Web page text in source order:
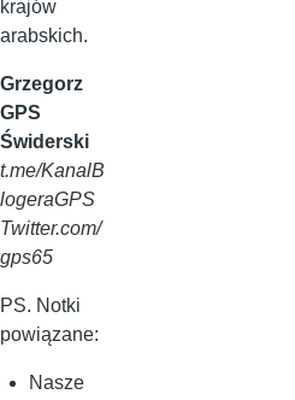
krajów
arabskich.
Grzegorz
GPS
Świderski
t.me/KanalB
logeraGPS
Twitter.com/
gps65
PS. Notki
powiązane:
Nasze